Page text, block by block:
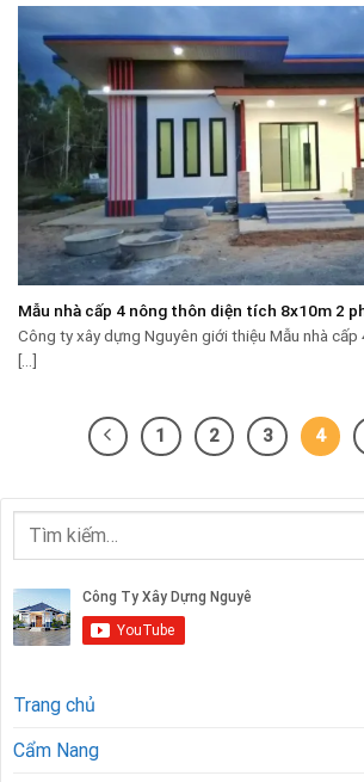
Mẫu nhà cấp 4 nông thôn diện tích 8x10m 2
Công ty xây dựng Nguyên giới thiệu Mẫu nhà
[...]
1 2 3 4
Trang chủ
Cẩm Nang